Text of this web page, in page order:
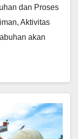
dan Proses
Aktivitas
akan